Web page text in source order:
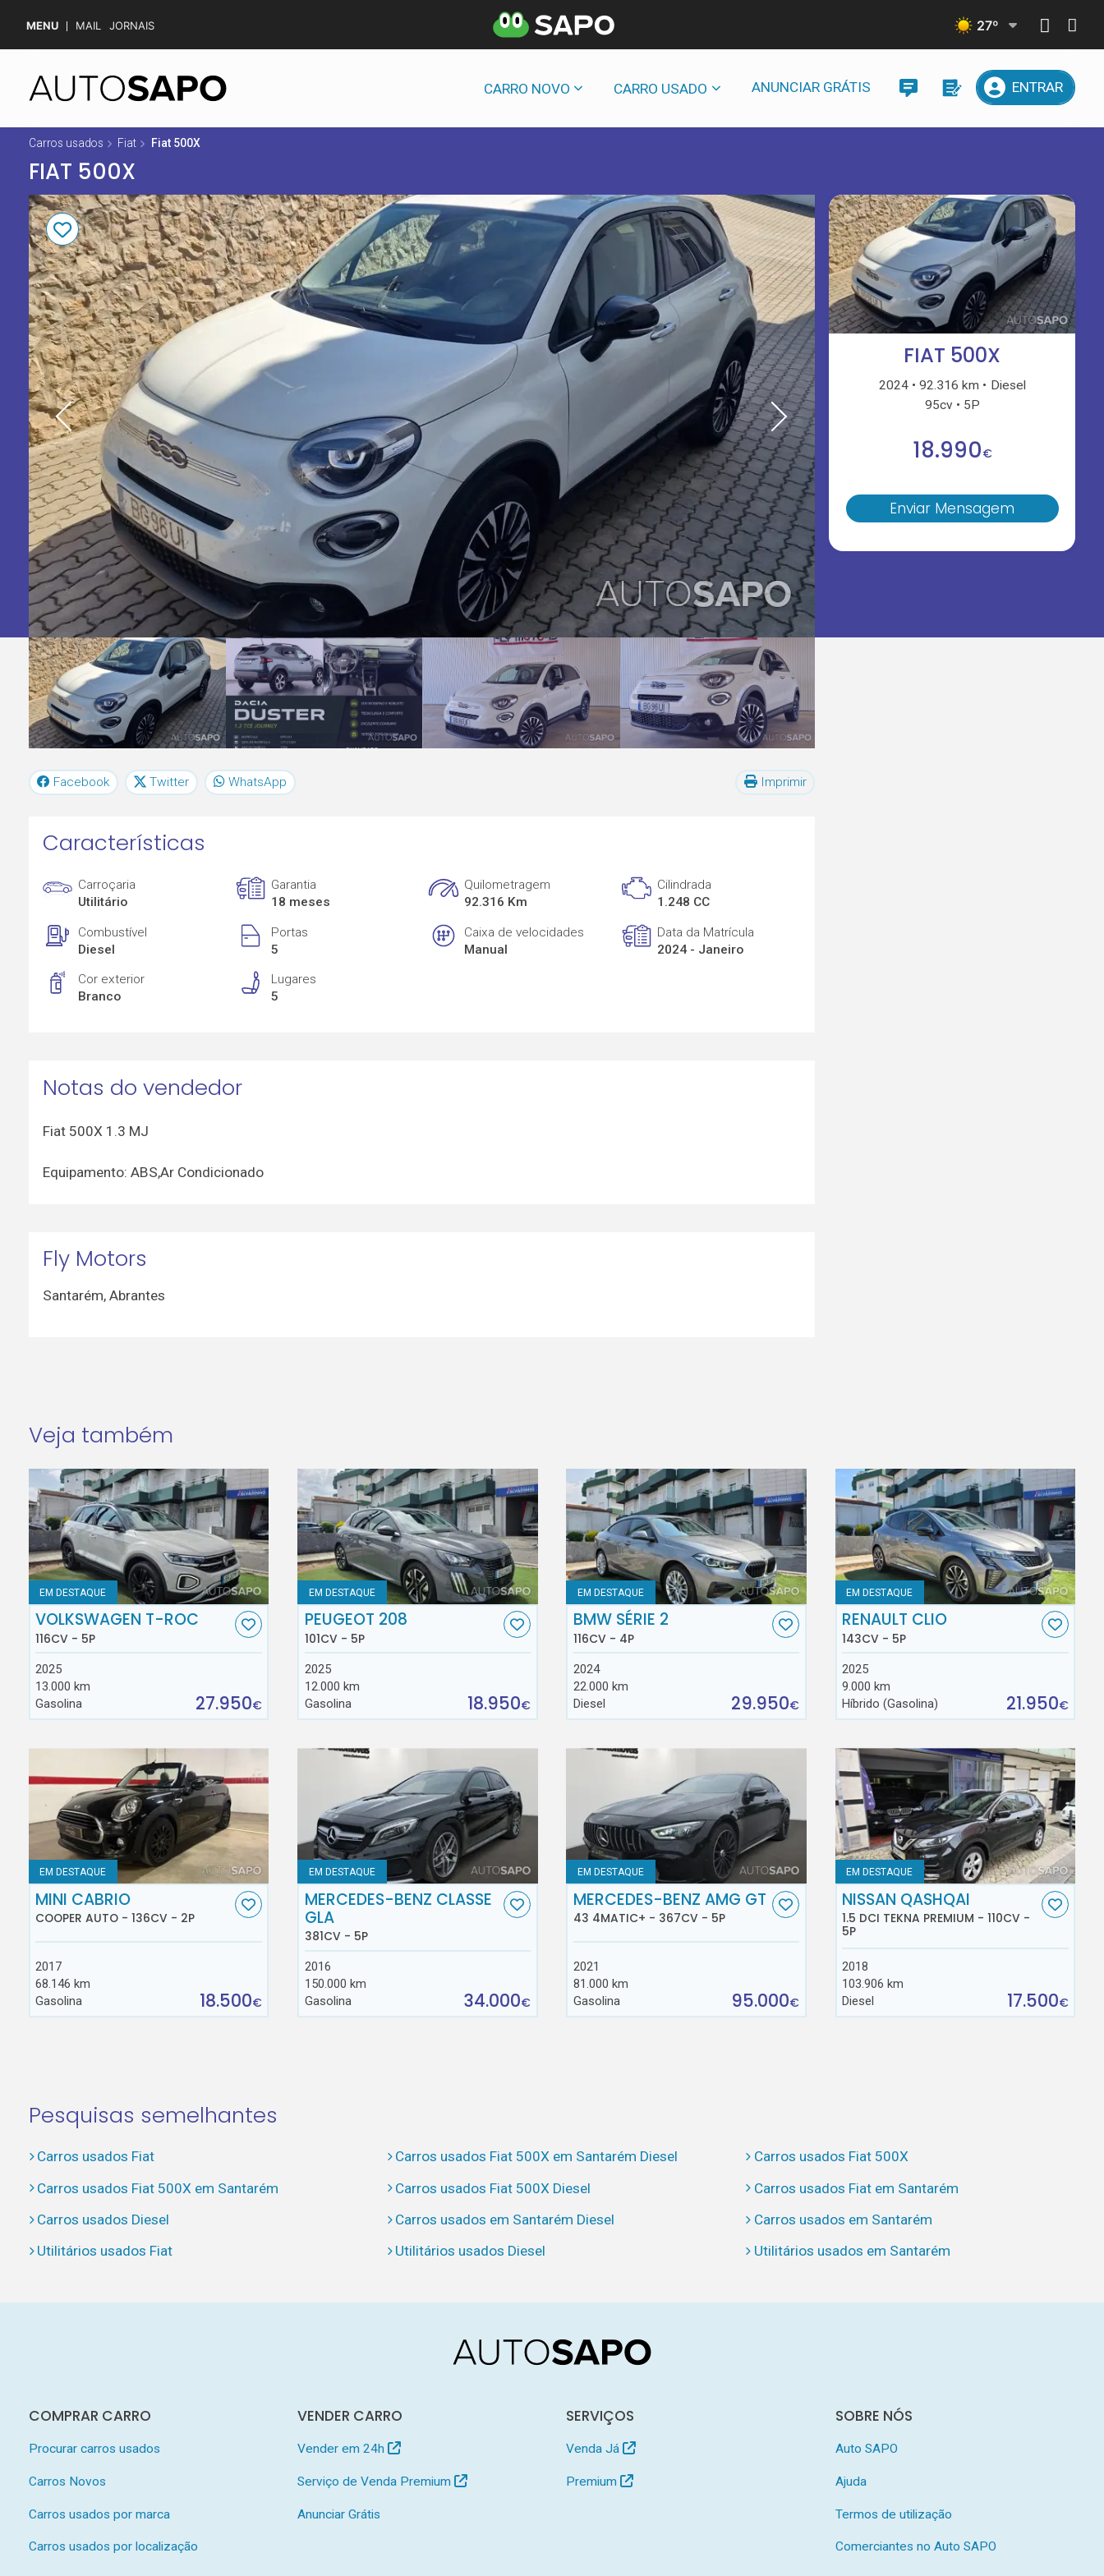
MENU MAIL JORNAIS 27º
CARRO NOVO CARRO USADO ANUNCIAR GRÁTIS ENTRAR
Carros usados Fiat Fiat 500X
FIAT 500X
FIAT 500X
2024 92.316 km
Diesel
95cv
5P
18.990€
Enviar Mensagem
Facebook Twitter WhatsApp Imprimir
Características
Carroçaria
Utilitário
Garantia
18 meses
Quilometragem
92.316 Km
Cilindrada
1.248 CC
Combustível
Diesel
Portas
5
Caixa de velocidades
Manual
Data da Matrícula
2024 - Janeiro
Cor exterior
Branco
Lugares
5
Notas do vendedor
Fiat 500X 1.3 MJ
Equipamento: ABS,Ar Condicionado
Fly Motors
Santarém, Abrantes
Veja também
EM DESTAQUE
VOLKSWAGEN T-ROC
116CV - 5P
2025
13.000 km
Gasolina
27.950€
EM DESTAQUE
PEUGEOT 208
101CV - 5P
2025
12.000 km
Gasolina
18.950€
EM DESTAQUE
BMW SÉRIE 2
116CV - 4P
2024
22.000 km
Diesel
29.950€
EM DESTAQUE
RENAULT CLIO
143CV - 5P
2025
9.000 km
Híbrido (Gasolina)
21.950€
EM DESTAQUE
MINI CABRIO
COOPER AUTO - 136CV - 2P
2017
68.146 km
Gasolina
18.500€
EM DESTAQUE
MERCEDES-BENZ CLASSE
GLA
381CV - 5P
2016
150.000 km
Gasolina
34.000€
EM DESTAQUE
MERCEDES-BENZ AMG GT
43 4MATIC+ - 367CV - 5P
2021
81.000 km
Gasolina
95.000€
EM DESTAQUE
NISSAN QASHQAI
1.5 DCI TEKNA PREMIUM - 110CV -
5P
2018
103.906 km
Diesel
17.500€
Pesquisas semelhantes
Carros usados Fiat Carros usados Fiat 500X em Santarém Diesel
Carros usados Fiat 500X
Carros usados Fiat 500X em Santarém
Carros usados Fiat 500X Diesel
Carros usados Fiat em Santarém
Carros usados Diesel
Carros usados em Santarém Diesel
Carros usados em Santarém
Utilitários usados Fiat
Utilitários usados Diesel Utilitários usados em Santarém
COMPRAR CARRO
Procurar carros usados
Carros Novos
Carros usados por marca
Carros usados por localização
VENDER CARRO
Vender em 24h
Serviço de Venda Premium
Anunciar Grátis
SERVIÇOS
Venda Já
Premium
SOBRE NÓS
Auto SAPO
Ajuda
Termos de utilização
Comerciantes no Auto SAPO